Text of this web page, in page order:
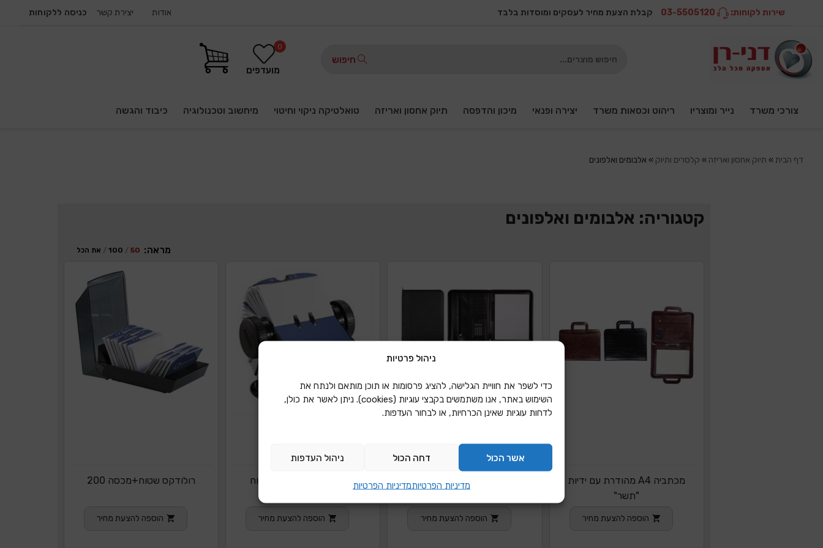
ניהול פרטיות
כדי לשפר את חוויית הגלישה, להציג פרסומות או תוכן מותאם ולנתח את
השימוש באתר, אנו משתמשים בקבצי עוגיות (cookies). ניתן לאשר את כולן,
לדחות עוגיות שאינן הכרחיות, או לבחור העדפות.
אשר הכול דחה הכול ניהול העדפות
מדיניות הפרטיותמדיניות הפרטיות
אודות יצירת קשר כניסה ללקוחות שירות לקוחות: קבלת הצעת מחיר לעסקים ומוסדות בלבד
חיפוש
מועדפים
0
צורכי משרד נייר ומוצריו ריהוט וכסאות משרד יצירה ופנאי מיכון והדפסה תיוק אחסון ואריזה טואלטיקה ניקוי וחיטוי מיחשוב וטכנולוגיה כיבוד והגשה
דף הבית» תיוק אחסון ואריזה » קלסרים ותיוק » אלבומים ואלפונים
קטגוריה: אלבומים ואלפונים
מראה: 50
100 את הכל
מכתביה A4 מהודרת עם ידיות
"תשר"
הוספה להצעת מחיר
מכתביה A4 מהודרת עם מחשבון
הוספה להצעת מחיר
רולדקס 400 כ.ביקור פתוח
הוספה להצעת מחיר
רולודקס שטוח+מכסה 200
הוספה להצעת מחיר